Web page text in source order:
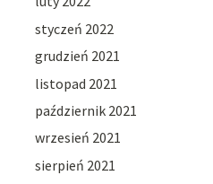
styczeń 2022
grudzień 2021
listopad 2021
październik 2021
wrzesień 2021
sierpień 2021